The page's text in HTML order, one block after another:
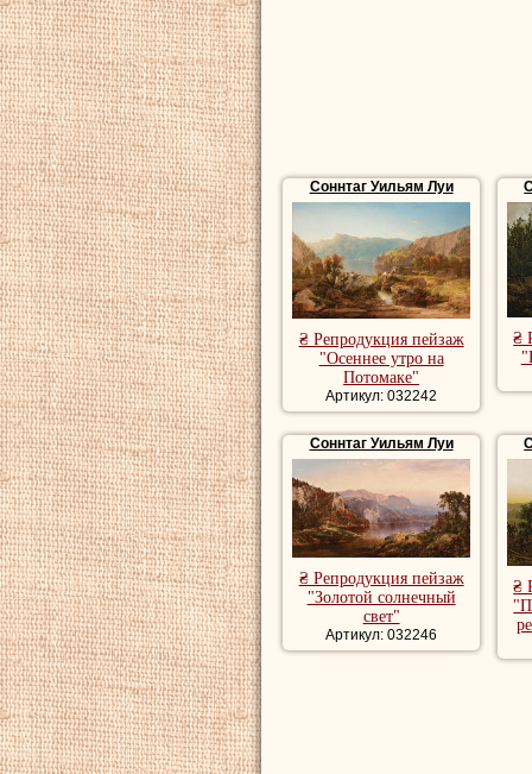
Соннтаг Уильям Луи
₴ Репродукция пейзаж
"Осеннее утро на
Потомаке"
Артикул: 032242
₴
Соннтаг Уильям Луи
₴ Репродукция пейзаж
"Золотой солнечный
свет"
Артикул: 032246
₴